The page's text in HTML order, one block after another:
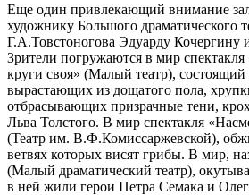
Еще один привлекающий внимание
художнику Большого драматического
Г.А.Товстоногова Эдуарду Кочергину
Зрители погружаются в мир
круги своя» (Малый театр), состоящий
вырастающих из дощатого пола,
отбрасывающих призрачные тени,
Льва Толстого. В мир спектакля
(Театр им. В.Ф.Комиссаржевской),
ветвях которых висят грибы. В мир,
(Малый драматический театр),
в ней жили герои Петра Семака и